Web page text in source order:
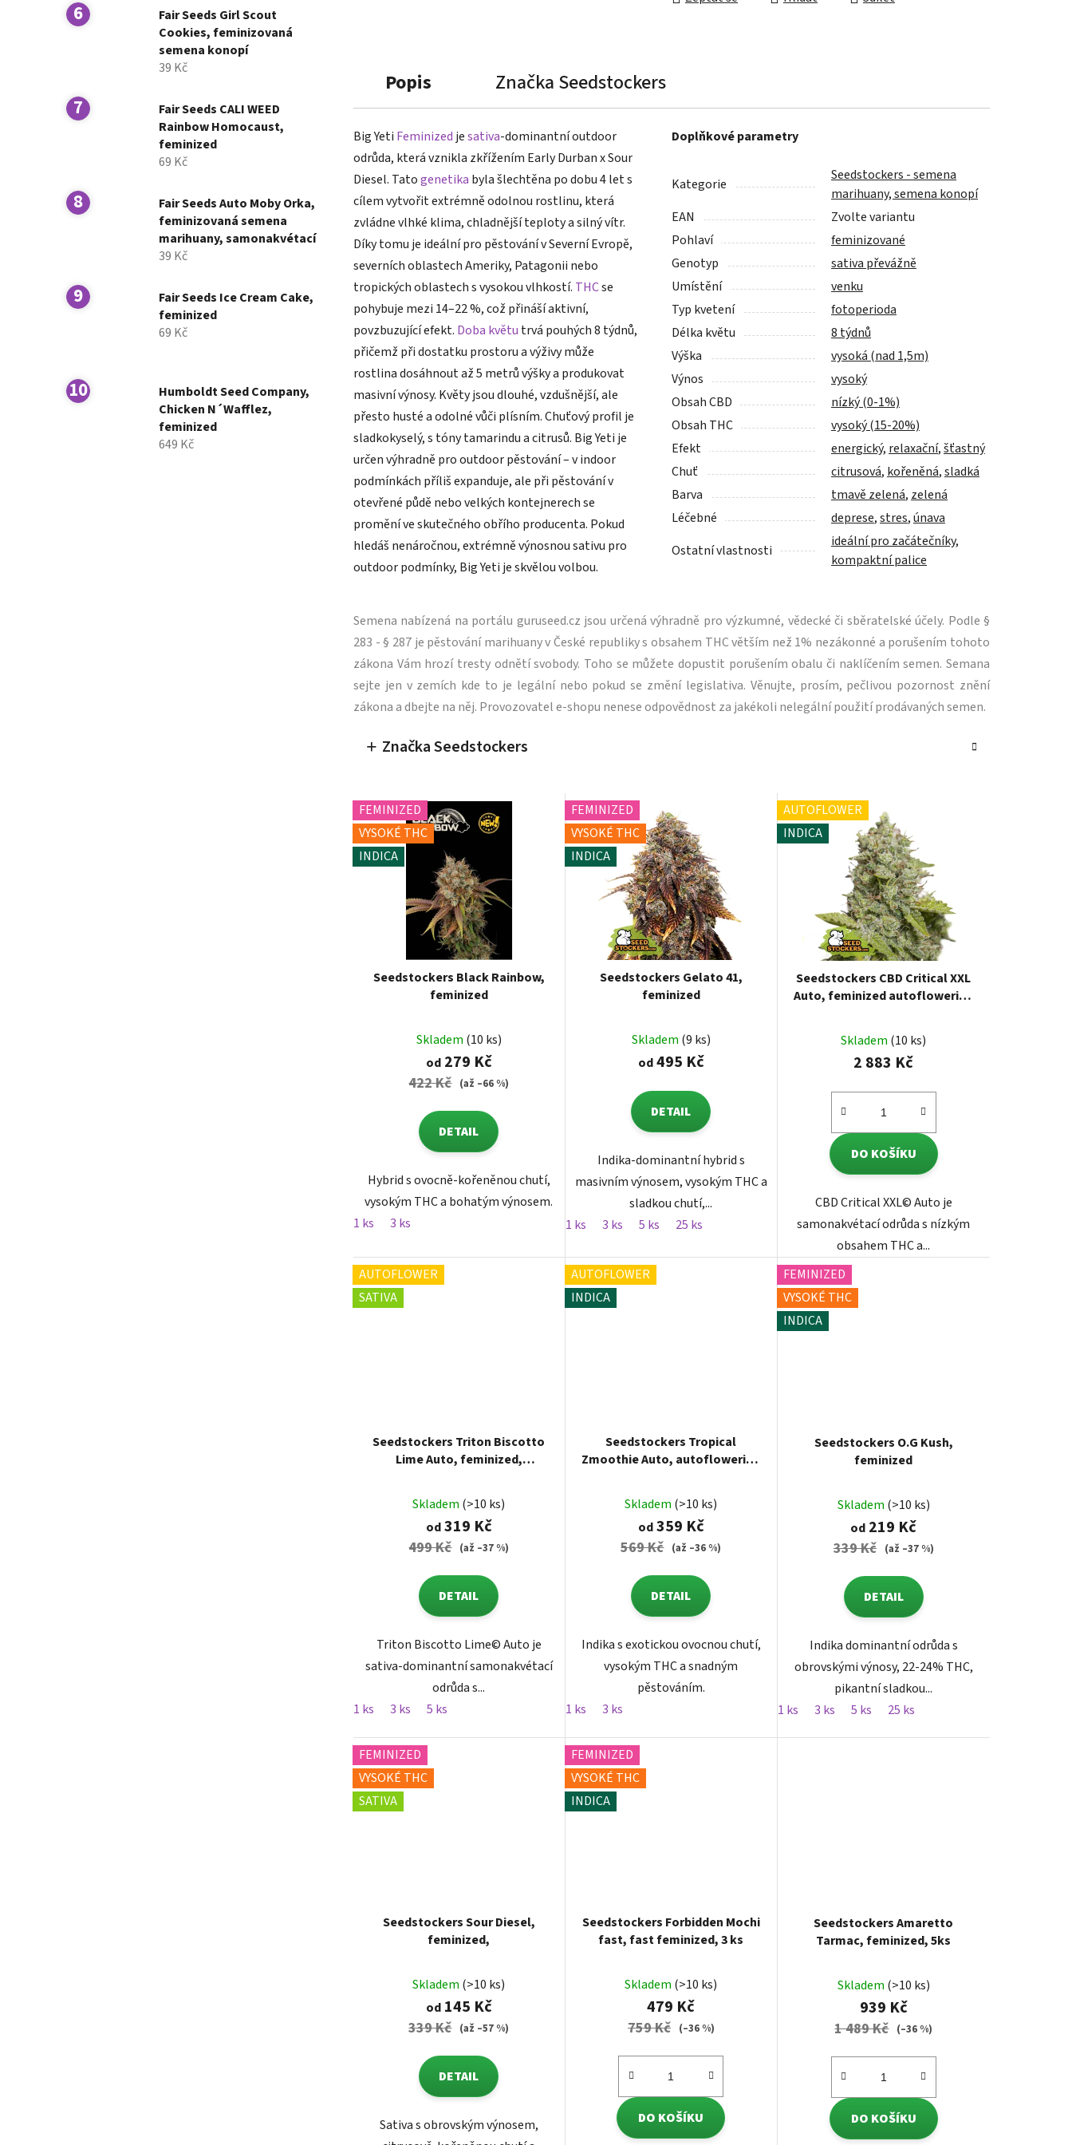
Fair Seeds Girl Scout
Cookies, feminizovaná
semena konopí
39 Kč
Fair Seeds CALI WEED
Rainbow Homocaust,
feminized
69 Kč
Fair Seeds Auto Moby Orka,
feminizovaná semena
marihuany, samonakvétací
39 Kč
Fair Seeds Ice Cream Cake,
feminized
69 Kč
Humboldt Seed Company,
Chicken N´Wafflez,
feminized
649 Kč
Popis Značka Seedstockers
Big Yeti Feminized jesativa-dominantní outdoor
odrůda, která vznikla zkřížením Early Durban x Sour
Diesel. Tatogenetika byla šlechtěna po dobu 4 let s
cílem vytvořit extrémně odolnou rostlinu, která
zvládne vlhké klima, chladnější teploty a silný vítr.
Díky tomu je ideální pro pěstování v Severní Evropě,
severních oblastech Ameriky, Patagonii nebo
tropických oblastech s vysokou vlhkostí. THCse
pohybuje mezi 14–22 %, což přináší aktivní,
povzbuzující efekt. Doba květu trvá pouhých 8 týdnů,
přičemž při dostatku prostoru a výživy může
rostlina dosáhnout až 5 metrů výšky a produkovat
masivní výnosy. Květy jsou dlouhé, vzdušnější, ale
přesto husté a odolné vůči plísním. Chuťový profil je
sladkokyselý, s tóny tamarindu a citrusů. Big Yeti je
určen výhradně pro outdoor pěstování – v indoor
podmínkách příliš expanduje, ale při pěstování v
otevřené půdě nebo velkých kontejnerech se
promění ve skutečného obřího producenta. Pokud
hledáš nenáročnou, extrémně výnosnou sativu pro
outdoor podmínky, Big Yeti je skvělou volbou.
Doplňkové parametry
Kategorie
Seedstockers - semena
marihuany, semena konopí
EAN
Zvolte variantu
Pohlaví
feminizované
Genotyp
sativa převážně
Umístění
venku
Typ kvetení
fotoperioda
Délka květu
8 týdnů
Výška
vysoká (nad 1,5m)
Výnos
vysoký
Obsah CBD
nízký (0-1%)
Obsah THC
vysoký (15-20%)
Efekt
energický, relaxační,šťastný
Chuť
citrusová, kořeněná,sladká
Barva
tmavě zelená, zelená
Léčebné
deprese,stres,únava
Ostatní vlastnosti
ideální pro začátečníky,
kompaktní palice
Semena nabízená na portálu guruseed.cz jsou určená výhradně pro výzkumné, vědecké či sběratelské účely. Podle §
283 - § 287 je pěstování marihuany v České republiky s obsahem THC větším než 1% nezákonné a porušením tohoto
zákona Vám hrozí tresty odnětí svobody. Toho se můžete dopustit porušením obalu či naklíčením semen. Semana
sejte jen v zemích kde to je legální nebo pokud se změní legislativa. Věnujte, prosím, pečlivou pozornost znění
zákona a dbejte na něj. Provozovatel e-shopu nenese odpovědnost za jakékoli nelegální použití prodávaných semen.
Značka Seedstockers
FEMINIZED
VYSOKÉ THC
INDICA
Seedstockers Black Rainbow,
feminized
Skladem (10 ks)
od279 Kč
422 Kč (až –66 %)
DETAIL
Hybrid s ovocně-kořeněnou chutí,
vysokým THC a bohatým výnosem.
1 ks
3 ks
FEMINIZED
VYSOKÉ THC
INDICA
Seedstockers Gelato 41,
feminized
Skladem (9 ks)
od495 Kč
DETAIL
Indika-dominantní hybrid s
masivním výnosem, vysokým THC a
sladkou chutí,...
1 ks
3 ks 5 ks 25 ks
AUTOFLOWER
INDICA
Seedstockers CBD Critical XXL
Auto, feminized autoflowering
Skladem (10 ks)
2 883 Kč
DO KOŠÍKU
CBD Critical XXL© Auto je
samonakvétací odrůda s nízkým
obsahem THC a...
AUTOFLOWER
SATIVA
Seedstockers Triton Biscotto
Lime Auto, feminized,
Skladem (>10 ks)
od319 Kč
499 Kč (až –37 %)
DETAIL
Triton Biscotto Lime© Auto je
sativa-dominantní samonakvétací
odrůda s...
1 ks
3 ks 5 ks
AUTOFLOWER
INDICA
Seedstockers Tropical
Zmoothie Auto, autoflowering
Skladem (>10 ks)
od359 Kč
569 Kč (až –36 %)
DETAIL
Indika s exotickou ovocnou chutí,
vysokým THC a snadným
pěstováním.
1 ks
3 ks
FEMINIZED
VYSOKÉ THC
INDICA
Seedstockers O.G Kush,
feminized
Skladem (>10 ks)
od 219 Kč
339 Kč (až –37 %)
DETAIL
Indika dominantní odrůda s
obrovskými výnosy, 22-24% THC,
pikantní sladkou...
1 ks
3 ks 5 ks 25 ks
FEMINIZED
VYSOKÉ THC
SATIVA
Seedstockers Sour Diesel,
feminized,
Skladem (>10 ks)
od145 Kč
339 Kč (až –57 %)
DETAIL
Sativa s obrovským výnosem,
FEMINIZED
VYSOKÉ THC
INDICA
Seedstockers Forbidden Mochi
fast, fast feminized, 3 ks
Skladem (>10 ks)
479 Kč
759 Kč (–36 %)
DO KOŠÍKU
Seedstockers Amaretto
Tarmac, feminized, 5ks
Skladem (>10 ks)
939 Kč
1 489 Kč (–36 %)
DO KOŠÍKU